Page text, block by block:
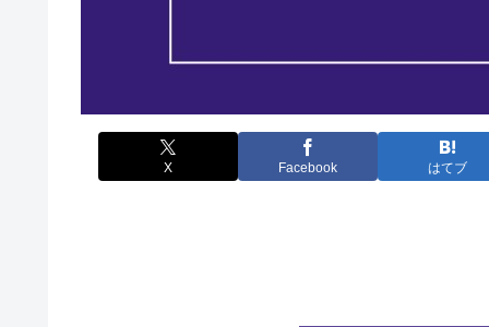
X Facebook はてブ